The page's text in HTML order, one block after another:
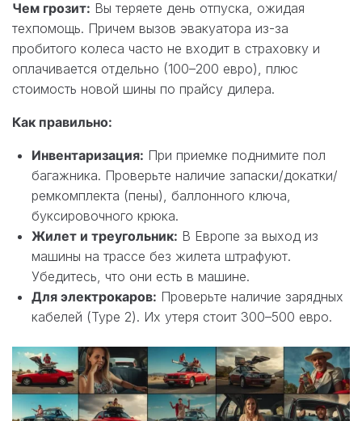
Чем грозит: Вы теряете день отпуска, ожидая
техпомощь. Причем вызов эвакуатора из-за
пробитого колеса часто не входит в страховку и
оплачивается отдельно (100–200 евро), плюс
стоимость новой шины по прайсу дилера.
Как правильно:
Инвентаризация: При приемке поднимите пол
багажника. Проверьте наличие запаски/докатки/
ремкомплекта (пены), баллонного ключа,
буксировочного крюка.
Жилет и треугольник: В Европе за выход из
машины на трассе без жилета штрафуют.
Убедитесь, что они есть в машине.
Для электрокаров: Проверьте наличие зарядных
кабелей (Type 2). Их утеря стоит 300–500 евро.